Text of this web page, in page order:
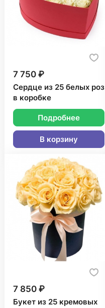
7 750 ₽
Сердце из 25 белых роз
в коробке
Подробнее
В корзину
7 850 ₽
Букет из 25 кремовых